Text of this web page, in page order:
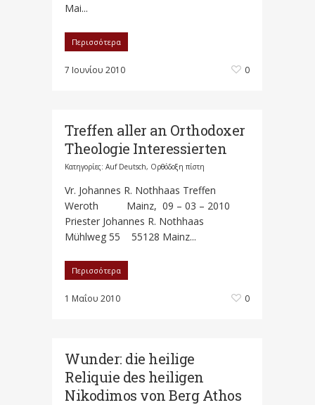
Mai...
Περισσότερα
7 Ιουνίου 2010 0
Treffen aller an Orthodoxer
Theologie Interessierten
Κατηγορίες: Auf Deutsch, Ορθόδοξη πίστη
Vr. Johannes R. Nothhaas Treffen
Weroth Mainz, 09 – 03 – 2010
Priester Johannes R. Nothhaas
Mühlweg 55 55128 Mainz...
Περισσότερα
1 Μαΐου 2010 0
Wunder: die heilige
Reliquie des heiligen
Nikodimos von Berg Athos